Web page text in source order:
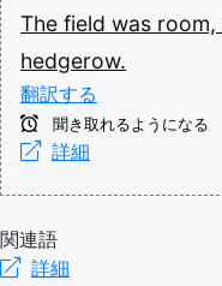
The field was room,
hedgerow.
翻訳する
聞き取れるようになる
詳細
関連語
詳細